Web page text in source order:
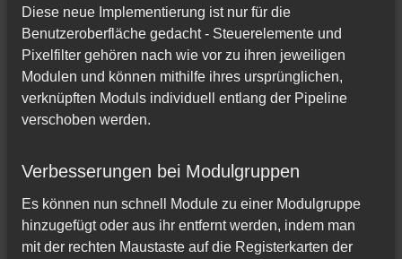
Diese neue Implementierung ist nur für die
Benutzeroberfläche gedacht - Steuerelemente und
Pixelfilter gehören nach wie vor zu ihren jeweiligen
Modulen und können mithilfe ihres ursprünglichen,
verknüpften Moduls individuell entlang der Pipeline
verschoben werden.
Verbesserungen bei Modulgruppen
Es können nun schnell Module zu einer Modulgruppe
hinzugefügt oder aus ihr entfernt werden, indem man
mit der rechten Maustaste auf die Registerkarten der